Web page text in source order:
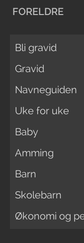
FORELDRE
Bli gravid
Gravid
Navneguiden
Uke for uke
Baby
Amming
Barn
Skolebarn
Økonomi og